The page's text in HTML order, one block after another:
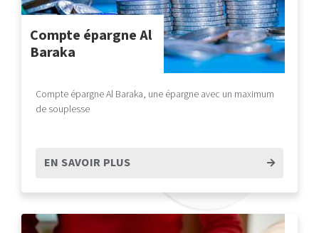
Compte épargne Al
Baraka
Compte épargne Al Baraka, une épargne avec un maximum
de souplesse
EN SAVOIR PLUS